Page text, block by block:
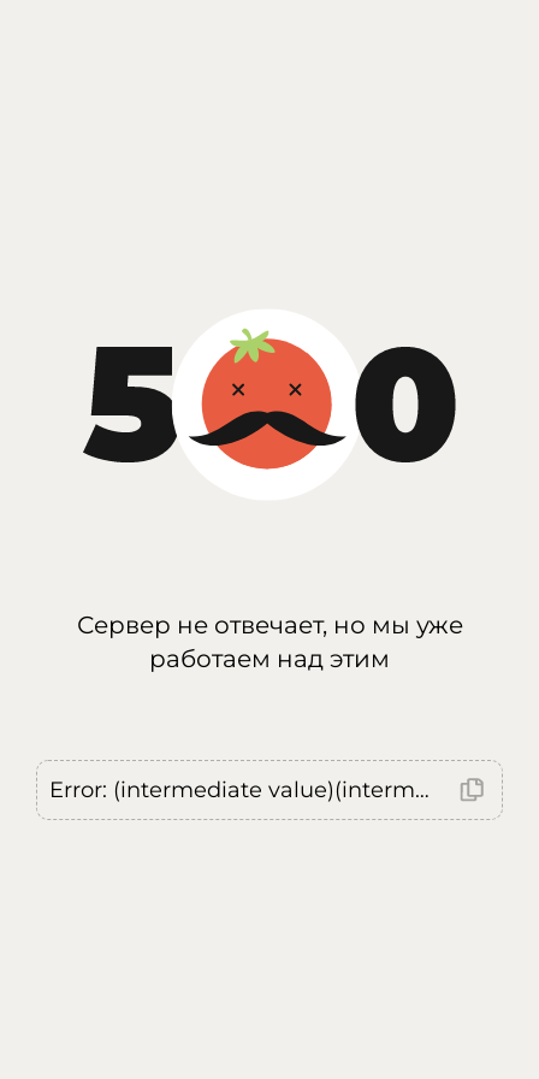
Сервер не отвечает, но мы уже
работаем над этим
Error: (intermediate value)(intermediate value)(intermediate value).replaceAll is not a function